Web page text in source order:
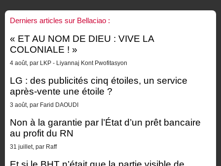
Derniers articles sur Bellaciao :
« ET AU NOM DE DIEU : VIVE LA
COLONIALE ! »
4 août, par LKP - Liyannaj Kont Pwofitasyon
LG : des publicités cinq étoiles, un service
après-vente une étoile ?
3 août, par Farid DAOUDI
Non à la garantie par l’État d’un prêt bancaire
au profit du RN
31 juillet, par Raff